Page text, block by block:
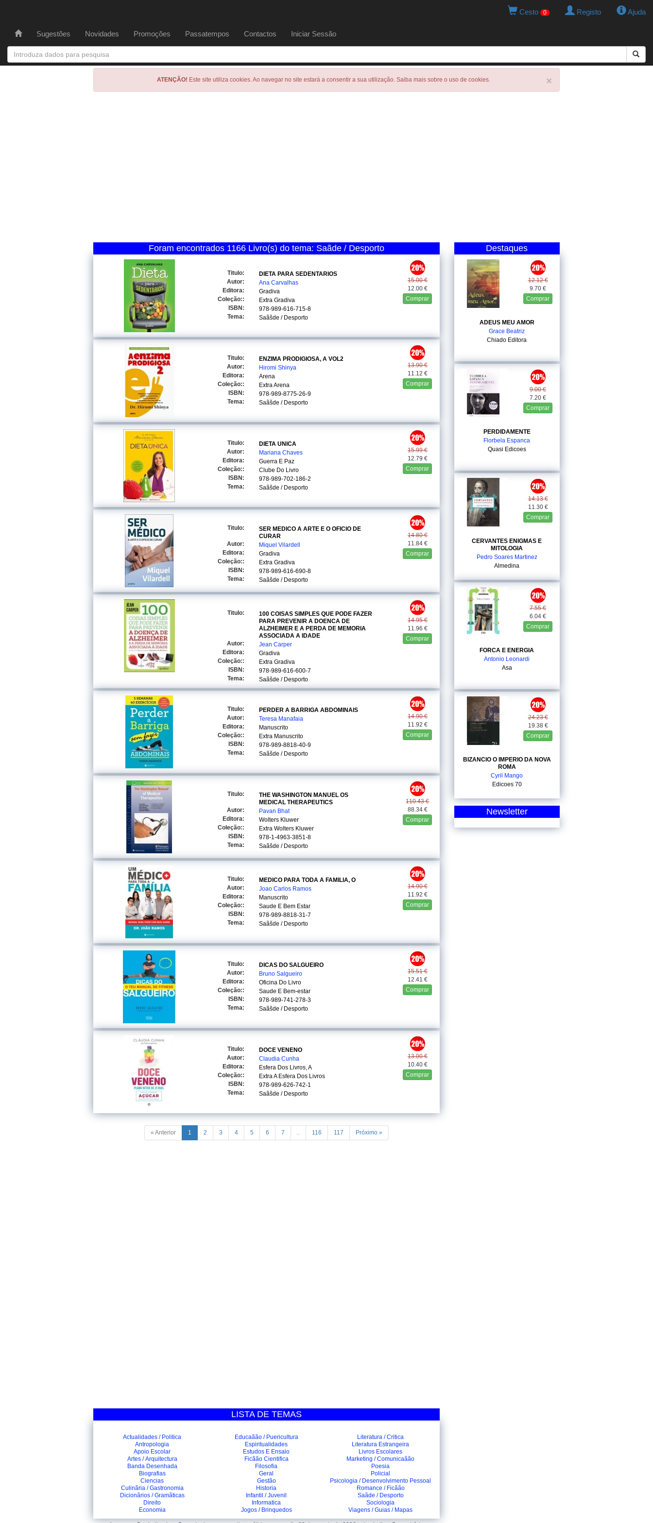
Cesto 0 Registo Ajuda
Sugestões Novidades Promoções Passatempos Contactos Iniciar Sessão
×
ATENÇÃO! Este site utiliza cookies. Ao navegar no site estará a consentir a sua utilização. Saiba mais sobre o uso de cookies.
Foram encontrados 1166 Livro(s) do tema: Saãde / Desporto
15.00 €
12.00 €
Comprar
Titulo:
DIETA PARA SEDENTARIOS
Autor:
Ana Carvalhas
Editora:
Gradiva
Coleção::
Extra Gradiva
ISBN:
978-989-616-715-8
Tema:
Saãšde / Desporto
13.90 €
11.12 €
Comprar
Titulo:
ENZIMA PRODIGIOSA, A VOL2
Autor:
Hiromi Shinya
Editora:
Arena
Coleção::
Extra Arena
ISBN:
978-989-8775-26-9
Tema:
Saãšde / Desporto
15.99 €
12.79 €
Comprar
Titulo:
DIETA UNICA
Autor:
Mariana Chaves
Editora:
Guerra E Paz
Coleção::
Clube Do Livro
ISBN:
978-989-702-186-2
Tema:
Saãšde / Desporto
14.80 €
11.84 €
Comprar
Titulo:
SER MEDICO A ARTE E O OFICIO DE
CURAR
Autor:
Miquel Vilardell
Editora:
Gradiva
Coleção::
Extra Gradiva
ISBN:
978-989-616-690-8
Tema:
Saãšde / Desporto
14.95 €
11.96 €
Comprar
Titulo:
100 COISAS SIMPLES QUE PODE FAZER
PARA PREVENIR A DOENCA DE
ALZHEIMER E A PERDA DE MEMORIA
ASSOCIADA A IDADE
Autor:
Jean Carper
Editora:
Gradiva
Coleção::
Extra Gradiva
ISBN:
978-989-616-600-7
Tema:
Saãšde / Desporto
14.90 €
11.92 €
Comprar
Titulo:
PERDER A BARRIGA ABDOMINAIS
Autor:
Teresa Manafaia
Editora:
Manuscrito
Coleção::
Extra Manuscrito
ISBN:
978-989-8818-40-9
Tema:
Saãšde / Desporto
110.43 €
88.34 €
Comprar
Titulo:
THE WASHINGTON MANUEL OS
MEDICAL THERAPEUTICS
Autor:
Pavan Bhat
Editora:
Wolters Kluwer
Coleção::
Extra Wolters Kluwer
ISBN:
978-1-4963-3851-8
Tema:
Saãšde / Desporto
14.90 €
11.92 €
Comprar
Titulo:
MEDICO PARA TODA A FAMILIA, O
Autor:
Joao Carlos Ramos
Editora:
Manuscrito
Coleção::
Saude E Bem Estar
ISBN:
978-989-8818-31-7
Tema:
Saãšde / Desporto
15.51 €
12.41 €
Comprar
Titulo:
DICAS DO SALGUEIRO
Autor:
Bruno Salgueiro
Editora:
Oficina Do Livro
Coleção::
Saude E Bem-estar
ISBN:
978-989-741-278-3
Tema:
Saãšde / Desporto
13.00 €
10.40 €
Comprar
Titulo:
DOCE VENENO
Autor:
Claudia Cunha
Editora:
Esfera Dos Livros, A
Coleção::
Extra A Esfera Dos Livros
ISBN:
978-989-626-742-1
Tema:
Saãšde / Desporto
« Anterior 1 2 3 4 5 6 7 .. 116 117 Próximo »
LISTA DE TEMAS
Actualidades / Politica
Antropologia
Apoio Escolar
Artes / Arquitectura
Banda Desenhada
Biografias
Ciencias
Culinãria / Gastronomia
Dicionãrios / Gramãticas
Direito
Economia
Educaãão / Puericultura
Espiritualidades
Estudos E Ensaio
Ficãão Cientifica
Filosofia
Geral
Gestão
Historia
Infantil / Juvenil
Informatica
Jogos / Brinquedos
Literatura / Critica
Literatura Estrangeira
Livros Escolares
Marketing / Comunicaãão
Poesia
Policial
Psicologia / Desenvolvimento Pessoal
Romance / Ficãão
Saãde / Desporto
Sociologia
Viagens / Guias / Mapas
Destaques
12.12 €
9.70 €
Comprar
ADEUS MEU AMOR
Grace Beatriz
Chiado Editora
9.00 €
7.20 €
Comprar
PERDIDAMENTE
Florbela Espanca
Quasi Edicoes
14.13 €
11.30 €
Comprar
CERVANTES ENIGMAS E
MITOLOGIA
Pedro Soares Martinez
Almedina
7.55 €
6.04 €
Comprar
FORCA E ENERGIA
Antonio Leonardi
Asa
24.23 €
19.38 €
Comprar
BIZANCIO O IMPERIO DA NOVA
ROMA
Cyril Mango
Edicoes 70
Newsletter